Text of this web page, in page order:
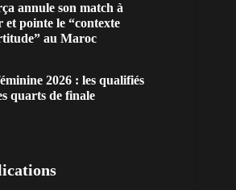
annule son match à
et pointe le “contexte
au Maroc
2026 : les qualifiés
quarts de finale